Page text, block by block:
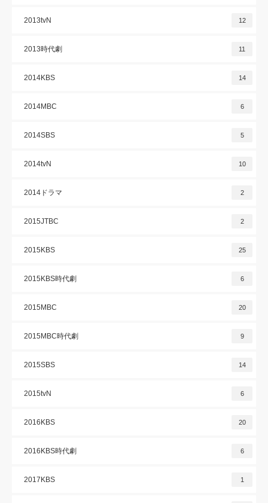
2013tvN 12
2013時代劇 11
2014KBS 14
2014MBC 6
2014SBS 5
2014tvN 10
2014ドラマ 2
2015JTBC 2
2015KBS 25
2015KBS時代劇 6
2015MBC 20
2015MBC時代劇 9
2015SBS 14
2015tvN 6
2016KBS 20
2016KBS時代劇 6
2017KBS 1